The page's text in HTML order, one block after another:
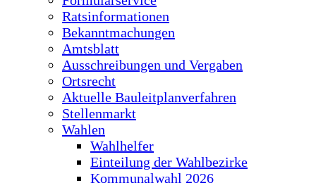
Ratsinformationen
Bekanntmachungen
Amtsblatt
Ausschreibungen und Vergaben
Ortsrecht
Aktuelle Bauleitplanverfahren
Stellenmarkt
Wahlen
Wahlhelfer
Einteilung der Wahlbezirke
Kommunalwahl 2026